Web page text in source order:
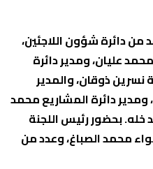
دائرة شؤون اللاجئين،
عليان، ومدير دائرة
ذوقان، والمدير
ومدير دائرة المشاريع محمد
خله. بحضور رئيس اللجنة
محمد الصباغ، وعدد من